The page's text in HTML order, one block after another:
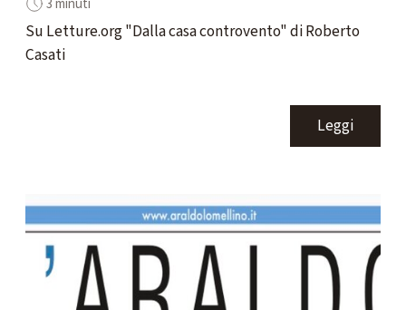
3 minuti
Su Letture.org "Dalla casa controvento" di Roberto
Casati
Leggi